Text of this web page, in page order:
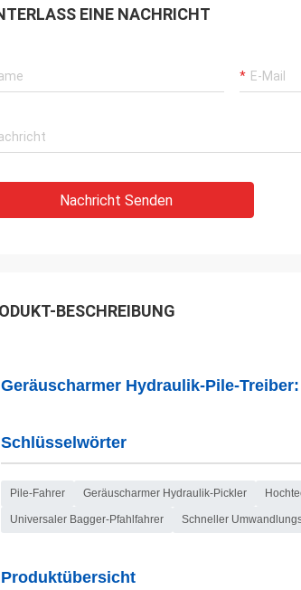
EINE NACHRICHT
Nachricht Senden
BESCHREIBUNG
Geräuscharmer Hydraulik-Pile-
Schlüsselwörter
Pile-Fahrer Geräuscharmer Hydraulik-Pickler
Universaler Bagger-Pfahlfahrer Schneller
Produktübersicht